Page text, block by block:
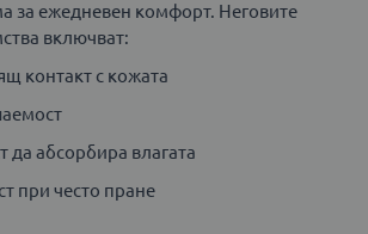
за ежедневен комфорт. Неговите
включват:
контакт с кожата
да абсорбира влагата
при често пране